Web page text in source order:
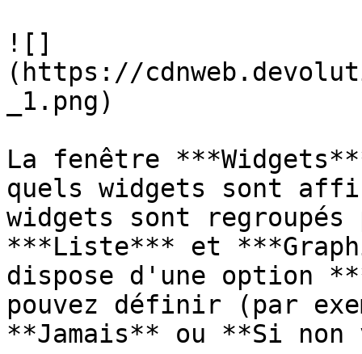
![]
(https://
_1.png)
La fenêtre
quels widgets sont
widgets sont
***Liste*** et
dispose d'une option
pouvez définir (par
**Jamais** ou **Si